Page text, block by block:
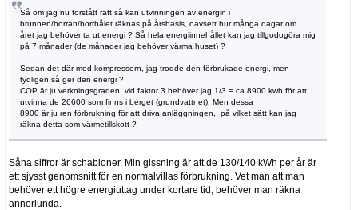
Så om jag nu förstått rätt så kan utvinningen av energin i
brunnen/borran/borrhålet räknas på årsbasis, oavsett hur många dagar om
året jag behöver ta ut energi ? Så hela energiinnehållet kan jag tillgodogöra mig
på 7 månader (de månader jag behöver värma huset) ?
Sedan det där med kompressorn, jag trodde den förbrukade energi, men
tydligen så ger den energi ?
COP är ju verkningsgraden, vid faktor 3 behöver jag 1/3 = ca 8900 kwh för att
utvinna de 26600 som finns i berget (grundvattnet). Men dessa
8900 är ju ren förbrukning för att driva anläggningen, på vilket sätt kan jag
räkna detta som värmetillskott ?
Såna siffror är schabloner. Min gissning är att de 130/140 kWh per år är
ett sjysst genomsnitt för en normalvillas förbrukning. Vet man att man
behöver ett högre energiuttag under kortare tid, behöver man räkna
annorlunda.